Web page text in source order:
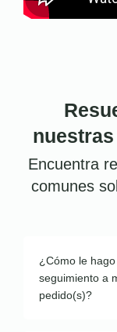
Encuentra
comunes
¿Cómo le hago
seguimiento a
pedido(s)?